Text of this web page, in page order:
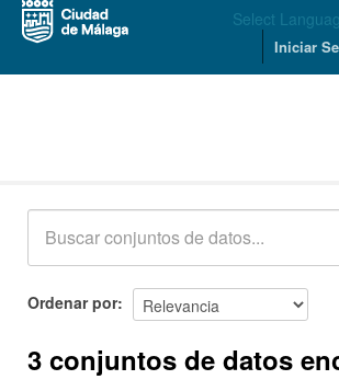
Select
Iniciar
Acerca de
Ordenar por
3 conjuntos de datos